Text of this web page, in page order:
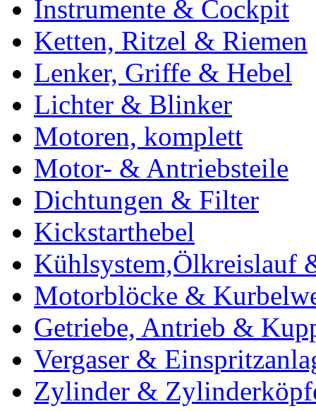
Instrumente & Cockpit
Ketten, Ritzel & Riemen
Lenker, Griffe & Hebel
Lichter & Blinker
Motoren, komplett
Motor- & Antriebsteile
Dichtungen & Filter
Kickstarthebel
Kühlsystem,Ölkreislauf
Motorblöcke &
Getriebe, Antrieb &
Vergaser &
Zylinder &